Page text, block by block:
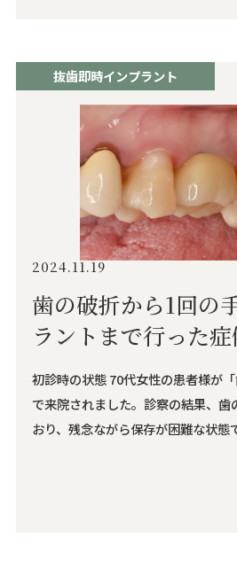
抜歯即時インプラント
2024.11.19
歯の破折から1回の
ラントまで行った
初診時の状態 70代女性の患者様が
で来院されました。診察の結果、歯
おり、残念ながら保存が困難な状態
下のことが分かりました： 患者様
時にインプラント埋入を行う計画